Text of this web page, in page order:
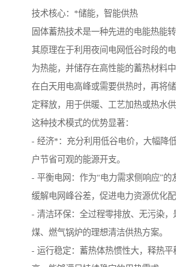
技术核心：*储能，智能供热
固体蓄热技术是一种先进的电能热能转
其原理在于利用夜间电网低谷时段的
为热能，并储存在高性能的蓄热材料中
在白天用电高峰或需要供热时，再将
定释放，用于供暖、工艺加热或热水供
这种技术模式的优势显著：
- 经济*：充分利用低谷电价，大幅降
户节省可观的能源开支。
- 平衡电网：作为“电力需求侧响应”的
缓解电网峰谷差，促进电力资源优化配
- 清洁环保：全过程零排放、无污染，
煤、燃气锅炉的理想清洁供热方案。
- 运行稳定：蓄热体热惯性大，释热平